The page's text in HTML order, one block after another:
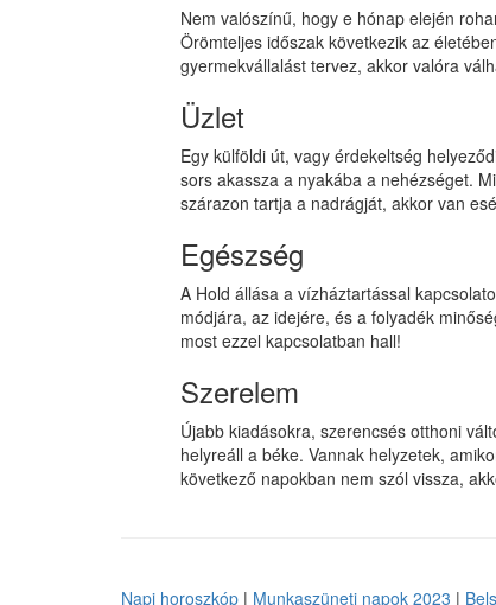
Nem valószínű, hogy e hónap elején
Örömteljes időszak következik az
gyermekvállalást tervez, akkor valóra
Üzlet
Egy külföldi út, vagy érdekeltség
sors akassza a nyakába a nehézséget.
szárazon tartja a nadrágját, akkor van
Egészség
A Hold állása a vízháztartással
módjára, az idejére, és a folyadék
most ezzel kapcsolatban hall!
Szerelem
Újabb kiadásokra, szerencsés otthoni
helyreáll a béke. Vannak helyzetek,
következő napokban nem szól vissza,
Napi horoszkóp | Munkaszüneti napok 2023 |